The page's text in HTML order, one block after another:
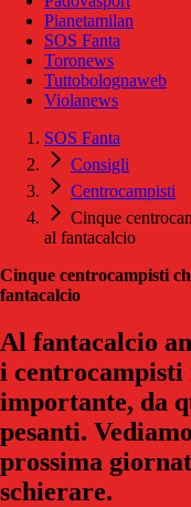
Pianetamilan
SOS Fanta
Toronews
Tuttobolognaweb
Violanews
SOS Fanta
Consigli
Centrocampisti
Cinque
al fantacalcio
Cinque centrocampisti
fantacalcio
Al fantacalcio
i centrocampisti
importante, da
pesanti.
prossima
schierare.